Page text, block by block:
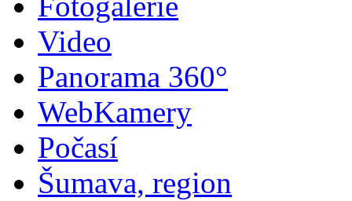
Video
Panorama 360°
WebKamery
Počasí
Šumava, region